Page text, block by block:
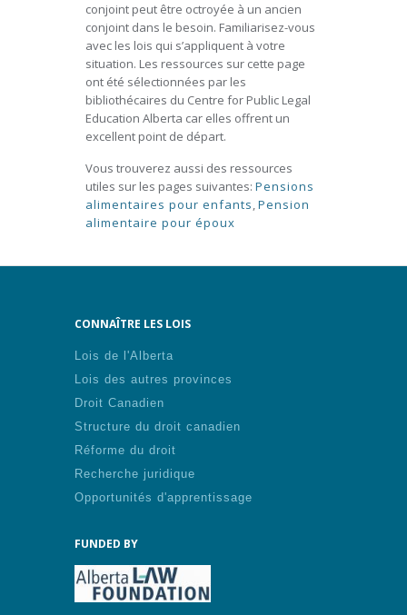
conjoint peut être octroyée à un ancien
conjoint dans le besoin. Familiarisez-vous
avec les lois qui s’appliquent à votre
situation. Les ressources sur cette page
ont été sélectionnées par les
bibliothécaires du Centre for Public Legal
Education Alberta car elles offrent un
excellent point de départ.
Vous trouverez aussi des ressources
utiles sur les pages suivantes: Pensions
alimentaires pour enfants,Pension
alimentaire pour époux
CONNAÎTRE LES LOIS
Lois de l'Alberta
Lois des autres provinces
Droit Canadien
Structure du droit canadien
Réforme du droit
Recherche juridique
Opportunités d'apprentissage
FUNDED BY